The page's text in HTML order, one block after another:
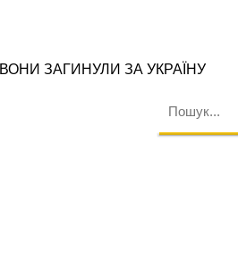
ВОНИ ЗАГИНУЛИ ЗА УКРАЇНУ